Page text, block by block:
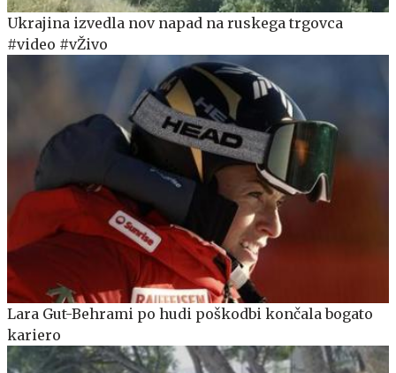
Ukrajina izvedla nov napad na ruskega trgovca
#video #vŽivo
Lara Gut-Behrami po hudi poškodbi končala bogato
kariero